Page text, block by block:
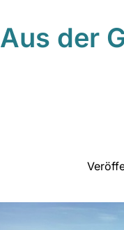
Aus der